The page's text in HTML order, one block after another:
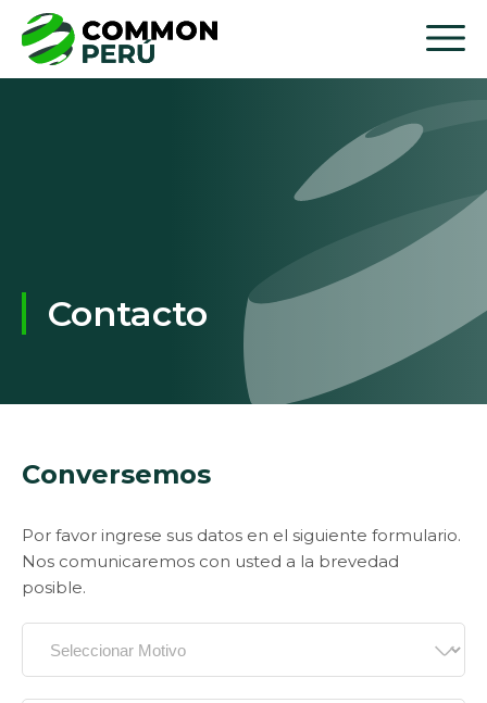
Contacto
Conversemos
Por favor ingrese sus datos en el siguiente formulario.
Nos comunicaremos con usted a la brevedad
posible.